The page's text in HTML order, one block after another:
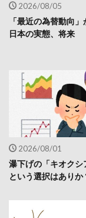
2026/08/05
「最近の為替動向
日本の実態、将来
2026/08/01
瀑下げの「キオクシ
という選択はありか